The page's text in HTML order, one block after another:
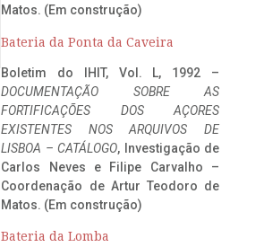
Matos. (Em construção)
Bateria da Ponta da Caveira
Boletim do IHIT, Vol. L, 1992 –
DOCUMENTAÇÃO SOBRE AS
FORTIFICAÇÕES DOS AÇORES
EXISTENTES NOS ARQUIVOS DE
LISBOA – CATÁLOGO, Investigação de
Carlos Neves e Filipe Carvalho –
Coordenação de Artur Teodoro de
Matos. (Em construção)
Bateria da Lomba